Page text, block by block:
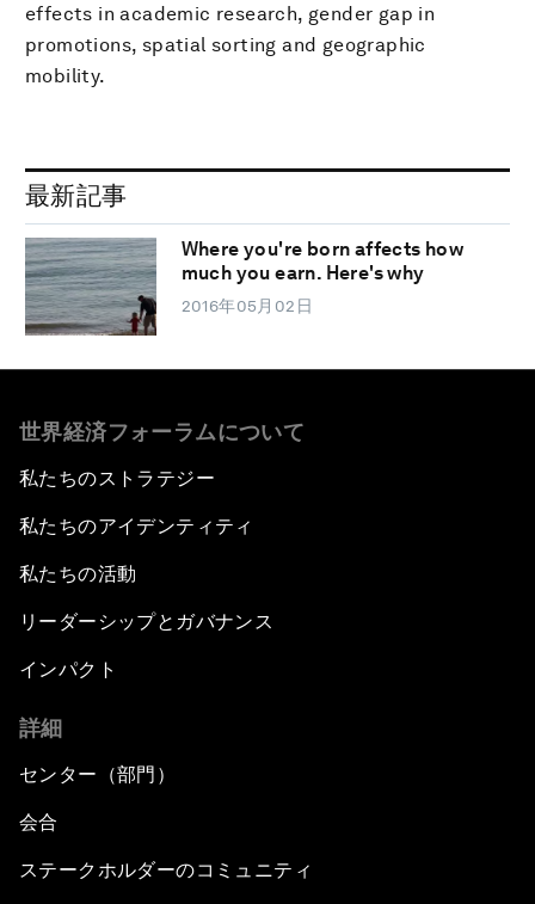
effects in academic research, gender gap in
promotions, spatial sorting and geographic
mobility.
最新記事
Where you're born affects how
much you earn. Here's why
2016年05月02日
世界経済フォーラムについて
私たちのストラテジー
私たちのアイデンティティ
私たちの活動
リーダーシップとガバナンス
インパクト
詳細
センター（部門）
会合
ステークホルダーのコミュニティ